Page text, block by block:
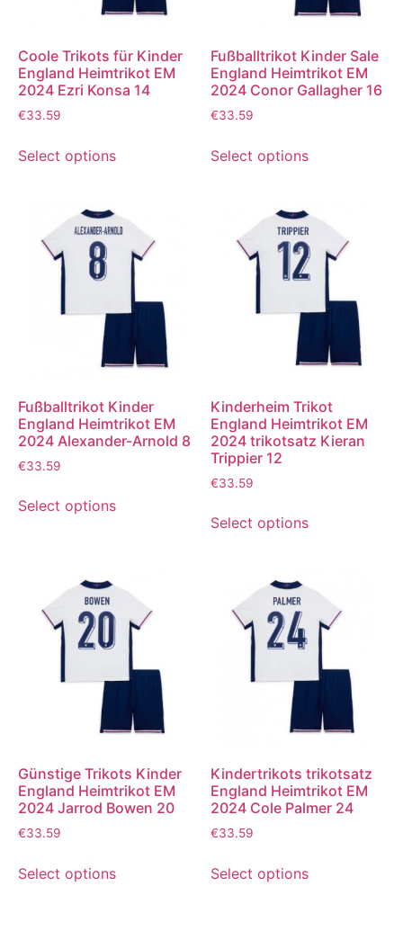
Coole Trikots für Kinder
England Heimtrikot EM
2024 Ezri Konsa 14
€33.59
Select options
Fußballtrikot Kinder Sale
England Heimtrikot EM
2024 Conor Gallagher 16
€33.59
Select options
Fußballtrikot Kinder
England Heimtrikot EM
2024 Alexander-Arnold 8
€33.59
Select options
Kinderheim Trikot
England Heimtrikot EM
2024 trikotsatz Kieran
Trippier 12
€33.59
Select options
Günstige Trikots Kinder
England Heimtrikot EM
2024 Jarrod Bowen 20
€33.59
Select options
Kindertrikots trikotsatz
England Heimtrikot EM
2024 Cole Palmer 24
€33.59
Select options